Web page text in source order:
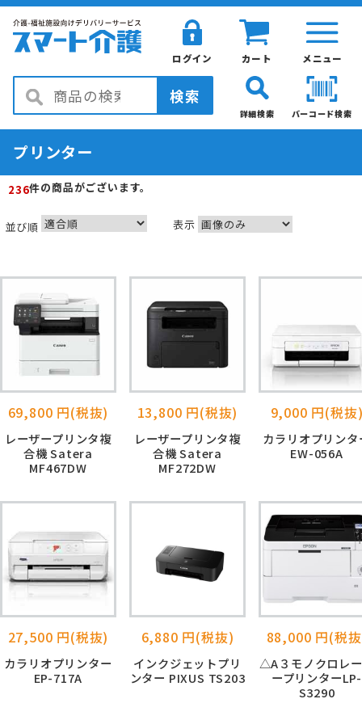
メニュー
カート
ログイン
検索
バーコード検索
詳細検索
プリンター
236件の商品がございます。
並び順 表示
69,800 円(税抜)
レーザープリンタ複
合機 Satera
MF467DW
13,800 円(税抜)
レーザープリンタ複
合機 Satera
MF272DW
9,000 円(税抜
カラリオプリンタ
EW-056A
27,500 円(税抜)
カラリオプリンター
EP-717A
6,880 円(税抜)
インクジェットプリ
ンター PIXUS TS203
88,000 円(税
△A３モノクロレ
ープリンターLP-
S3290